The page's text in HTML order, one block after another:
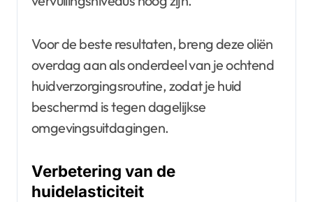
Voor de beste resultaten, breng deze oliën
overdag aan als onderdeel van je ochtend
huidverzorgingsroutine, zodat je huid
beschermd is tegen dagelijkse
omgevingsuitdagingen.
Verbetering van de
huidelasticiteit